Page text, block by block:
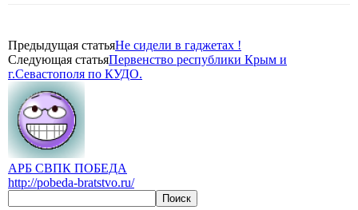
Предыдущая статьяНе сидели в гаджетах !
Следующая статьяПервенство республики Крым и
г.Севастополя по КУДО.
АРБ СВПК ПОБЕДА
http://pobeda-bratstvo.ru/